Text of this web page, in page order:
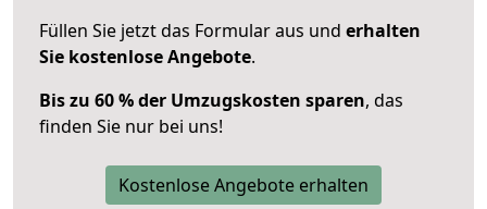
Füllen Sie jetzt das Formular aus und erhalten
Sie kostenlose Angebote.
Bis zu 60 % der Umzugskosten sparen, das
finden Sie nur bei uns!
Kostenlose Angebote erhalten